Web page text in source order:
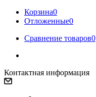
Корзина0
Отложенные0
Сравнение товаров0
Контактная информация